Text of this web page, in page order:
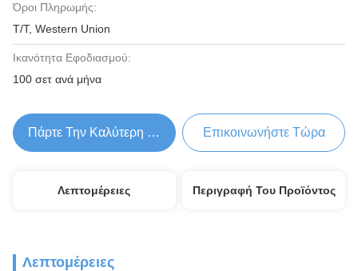
Όροι Πληρωμής:
T/T, Western Union
Ικανότητα Εφοδιασμού:
100 σετ ανά μήνα
Πάρτε Την Καλύτερη Τιμή Επικοινωνήστε Τώρα
Λεπτομέρειες Περιγραφή Του Προϊόντος
Λεπτομέρειες